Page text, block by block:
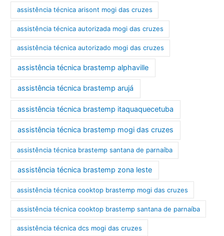
assistência técnica arisont mogi das cruzes
assistência técnica autorizada mogi das cruzes
assistência técnica autorizado mogi das cruzes
assistência técnica brastemp alphaville
assistência técnica brastemp arujá
assistência técnica brastemp itaquaquecetuba
assistência técnica brastemp mogi das cruzes
assistência técnica brastemp santana de parnaíba
assistência técnica brastemp zona leste
assistência técnica cooktop brastemp mogi das cruzes
assistência técnica cooktop brastemp santana de parnaíba
assistência técnica dcs mogi das cruzes